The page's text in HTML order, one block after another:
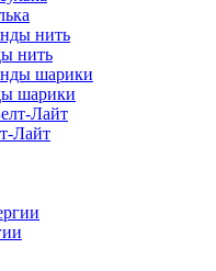
нить
шарики
Лайт